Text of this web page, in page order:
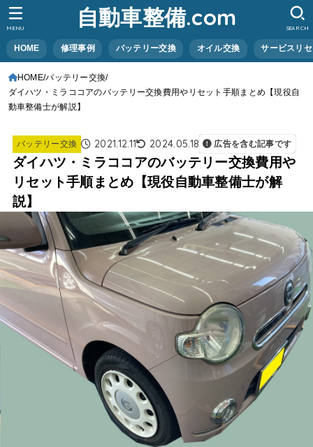
自動車整備.com
HOME 修理事例 バッテリー交換 オイル交換 サービスリ
SEARCH
MENU
HOME バッテリー交換
ダイハツ・ミラココアのバッテリー交換費用やリセット手順まとめ【現役自
動車整備士が解説】
バッテリー交換 2021.12.11 2024.05.18 広告を含む記事です
ダイハツ・ミラココアのバッテリー交換費用や
リセット手順まとめ【現役自動車整備士が解
説】